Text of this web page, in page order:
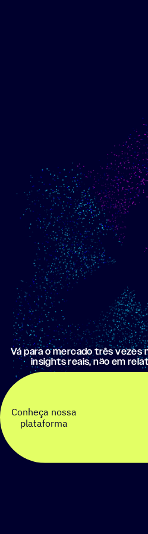
Vá para o mercado três vezes
insights reais, não em
Conheça nossa
plataforma
Mostre o progresso em
direção aos meus
objetivos